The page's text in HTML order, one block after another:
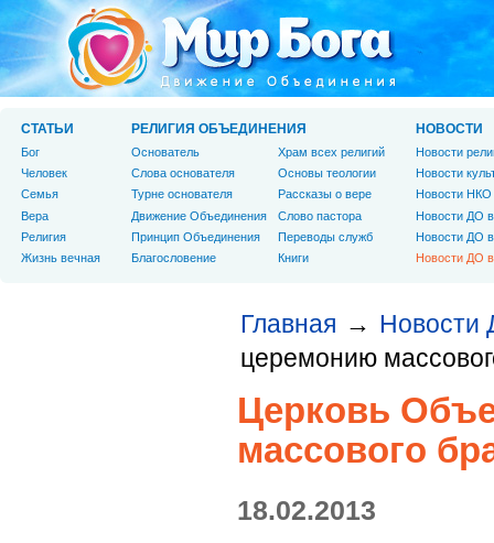
Главная → Новости
церемонию
Церковь
массового
18.02.2013
СТАТЬИ
Бог
Человек
Cемья
Вера
Религия
Жизнь вечная
РЕЛИГИЯ ОБЪЕДИНЕНИЯ
Основатель
Слова основателя
Турне основателя
Движение Объединения
Принцип Объединения
Благословение
Храм всех религий
Основы теологии
Рассказы о вере
Слово пастора
Переводы служб
Книги
НОВОСТИ
Новости
Новости
Новости НКО
Новости ДО
Новости ДО
Новости ДО